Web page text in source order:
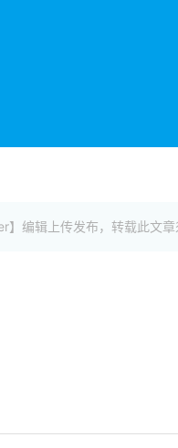
编辑上传发布，转载此文